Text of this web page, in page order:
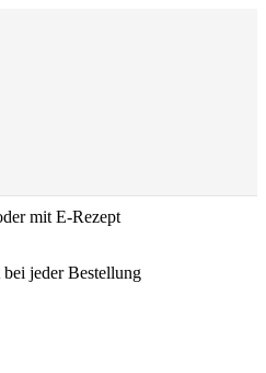
mit E-Rezept
bei jeder Bestellung